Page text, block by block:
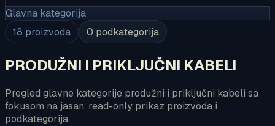
Glavna kategorija
18 proizvoda 0 podkategorija
PRODUŽNI I PRIKLJUČNI KABELI
Pregled glavne kategorije produžni i priključni kabeli sa
fokusom na jasan, read-only prikaz proizvoda i
podkategorija.